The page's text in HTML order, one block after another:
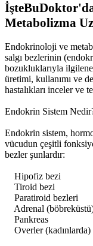
Metabolizma
Endokrinoloji ve
salgı bezlerinin
bozukluklarıyla
üretimi, kullanımı ve
hastalıkları inceler ve
Endokrin Sistem
Endokrin sistem,
vücudun çeşitli
bezler şunlardır:
Hipofiz bezi
Tiroid bezi
Paratiroid bezleri
Adrenal
Pankreas
Overler (kadınlarda)